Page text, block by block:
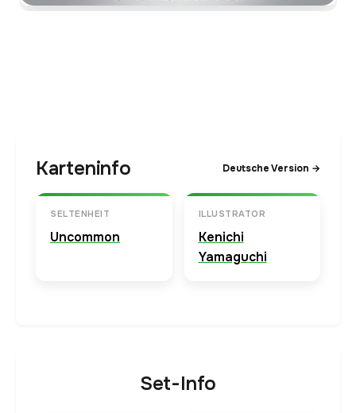
Karteninfo Deutsche Version →
SELTENHEIT
Uncommon
ILLUSTRATOR
Kenichi
Yamaguchi
Set-Info